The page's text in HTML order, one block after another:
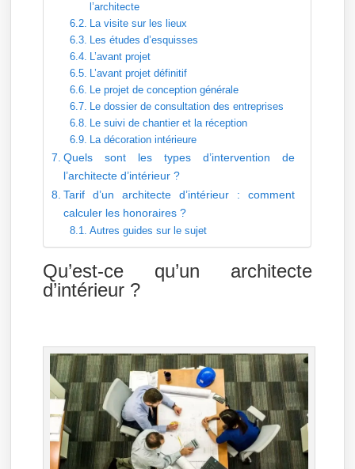
l’architecte
La visite sur les lieux
Les études d’esquisses
L’avant projet
L’avant projet définitif
Le projet de conception générale
Le dossier de consultation des entreprises
Le suivi de chantier et la réception
La décoration intérieure
Quels sont les types d’intervention de
l’architecte d’intérieur ?
Tarif d’un architecte d’intérieur : comment
calculer les honoraires ?
Autres guides sur le sujet
Qu’est-ce qu’un architecte
d’intérieur ?